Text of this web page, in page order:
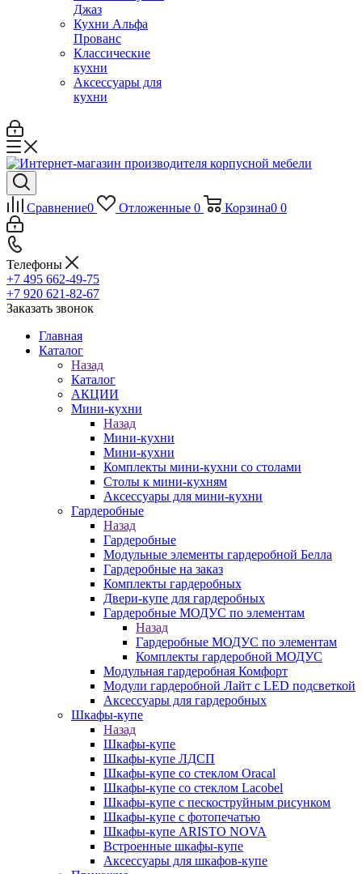
Джаз
Кухни Альфа
Прованс
Классические
кухни
Аксессуары для
кухни
Сравнение0 Отложенные 0 Корзина0 0
Телефоны
+7 495 662-49-75
+7 920 621-82-67
Заказать звонок
Главная
Каталог
Назад
Каталог
АКЦИИ
Мини-кухни
Назад
Мини-кухни
Мини-кухни
Комплекты мини-кухни со столами
Столы к мини-кухням
Аксессуары для мини-кухни
Гардеробные
Назад
Гардеробные
Модульные элементы гардеробной Белла
Гардеробные на заказ
Комплекты гардеробных
Двери-купе для гардеробных
Гардеробные МОДУС по элементам
Назад
Гардеробные МОДУС по элементам
Комплекты гардеробной МОДУС
Модульная гардеробная Комфорт
Модули гардеробной Лайт с LED подсветкой
Аксессуары для гардеробных
Шкафы-купе
Назад
Шкафы-купе
Шкафы-купе ЛДСП
Шкафы-купе со стеклом Oracal
Шкафы-купе со стеклом Lacobel
Шкафы-купе с пескоструйным рисунком
Шкафы-купе с фотопечатью
Шкафы-купе ARISTO NOVA
Встроенные шкафы-купе
Аксессуары для шкафов-купе